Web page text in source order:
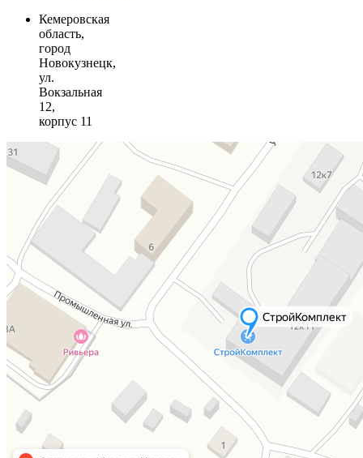
Кемеровская
область,
город
Новокузнецк,
ул.
Вокзальная
12,
корпус 11